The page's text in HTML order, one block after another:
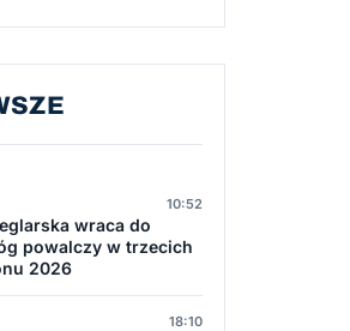
10:52
wraca do
powalczy w trzecich
2026
18:10